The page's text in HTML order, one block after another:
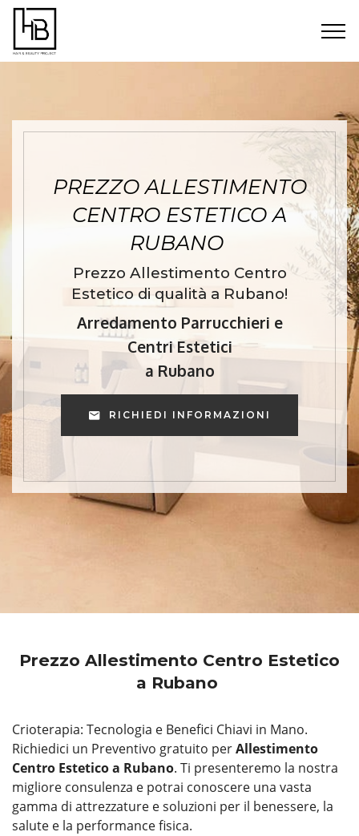
PREZZO ALLESTIMENTO
CENTRO ESTETICO A
RUBANO
Prezzo Allestimento Centro
Estetico di qualità a Rubano!
Arredamento Parrucchieri e
Centri Estetici
a Rubano
RICHIEDI INFORMAZIONI
Prezzo Allestimento Centro Estetico
a Rubano
Crioterapia: Tecnologia e Benefici Chiavi in Mano.
Richiedici un Preventivo gratuito perAllestimento
Centro Estetico a Rubano. Ti presenteremo la nostra
migliore consulenza e potrai conoscere una vasta
gamma di attrezzature e soluzioni per il benessere, la
salute e la performance fisica.